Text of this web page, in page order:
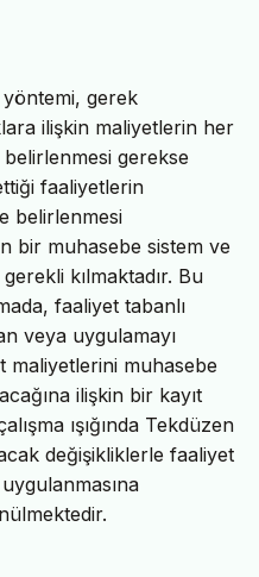
yöntemi, gerek
ilişkin maliyetlerin her
gerekse
faaliyetlerin
belirlenmesi
bir muhasebe sistem ve
kılmaktadır. Bu
faaliyet tabanlı
veya uygulamayı
maliyetlerini muhasebe
ilişkin bir kayıt
ışığında Tekdüzen
değişikliklerle faaliyet